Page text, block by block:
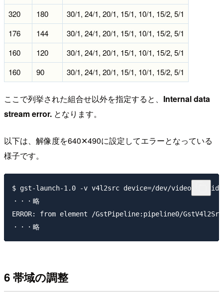
320
180
30/1, 24/1, 20/1, 15/1, 10/1, 15/2, 5/1
176
144
30/1, 24/1, 20/1, 15/1, 10/1, 15/2, 5/1
160
120
30/1, 24/1, 20/1, 15/1, 10/1, 15/2, 5/1
160
90 30/1, 24/1, 20/1, 15/1, 10/1, 15/2, 5/1
ここで列挙された組合せ以外を指定すると、 Internal data
stream error. となります。
以下は、解像度を640✕490に設定してエラーとなっている
様子です。
$ gst-launch-1.0 -v v4l2src device=/dev/video0 !
・・・略
ERROR: from element /GstPipeline:pipeline0/
6 帯域の調整